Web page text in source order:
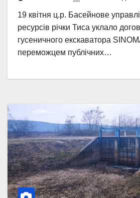
19 квітня ц.р. Басейнове
ресурсів річки Тиса уклало
гусеничного екскаватора
переможцем публічних…